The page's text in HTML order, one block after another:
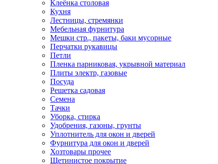
Клеёнка столовая
Кухня
Лестницы, стремянки
Мебельная фурнитура
Мешки стр., пакеты, баки мусорные
Перчатки рукавицы
Петли
Пленка парниковая, укрывной материал
Плиты электр, газовые
Посуда
Решетка садовая
Семена
Тачки
Уборка, стирка
Удобрения, газоны, грунты
Уплотнитель для окон и дверей
Фурнитура для окон и дверей
Хозтовары прочее
Щетинистое покрытие